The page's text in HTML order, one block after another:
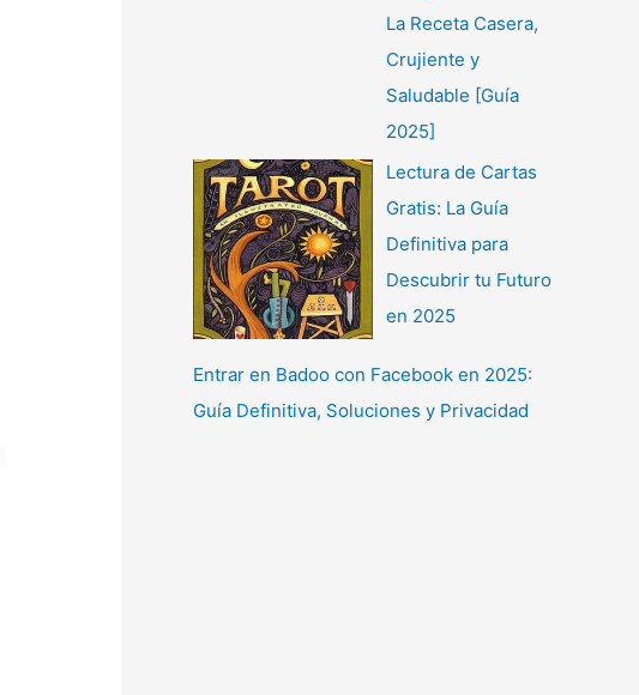
La Receta Casera,
Crujiente y
Saludable [Guía
2025]
Lectura de Cartas
Gratis: La Guía
Definitiva para
Descubrir tu Futuro
en 2025
Entrar en Badoo con Facebook en 2025:
Guía Definitiva, Soluciones y Privacidad